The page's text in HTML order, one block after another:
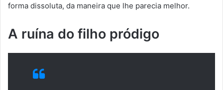
forma dissoluta, da maneira que lhe parecia melhor.
A ruína do filho pródigo